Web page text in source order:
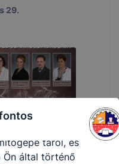
29.
által előfordulhat,
Google térkép,
a tervezettől
Google Inc. webes
Ennek során a
formáját
tárol, és
Ön által történő